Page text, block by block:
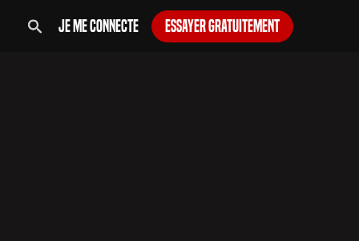
Je me connecte Essayer gratuitement